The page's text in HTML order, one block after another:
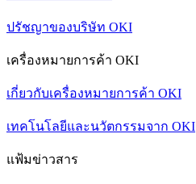
ปรัชญาของบริษัท OKI
เครื่องหมายการค้า OKI
เกี่ยวกับเครื่องหมายการค้า OKI
เทคโนโลยีและนวัตกรรมจาก OKI
แฟ้มข่าวสาร